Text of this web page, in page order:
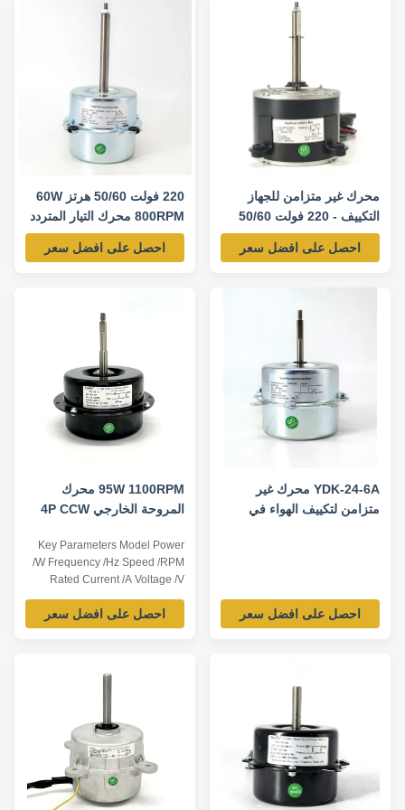
requirement. Product Features
quality rolling bearing. 2. Small
Other protection THERMALLY
PROTECTED Key Parameters
Model Power /W Frequency /Hz
Speed /RPM Rated Current /A ...
محرك غير متزامن للجهاز
التكييف - 220 فولت 50/60
هرتز 140 و 1160 دورة في
الدقيقة
احصل على افضل سعر
220 فولت 50/60 هرتز 60W
800RPM محرك التيار المتردد
لمكيف الهواء الخارجي محرك
غير متزامن
احصل على افضل سعر
YDK-24-6A محرك غير
متزامن لتكييف الهواء في
احصل على افضل سعر
95W 1100RPM محرك
المروحة الخارجي 4P CCW
Key Parameters Model Power
/W Frequency /Hz Speed /RPM
Rated Current /A Voltage /V
YDK-95-4 95 50 1100 1.2 220
Ps:all dimension can be
customized according to
high quality rolling bearing. 2.
احصل على افضل سعر